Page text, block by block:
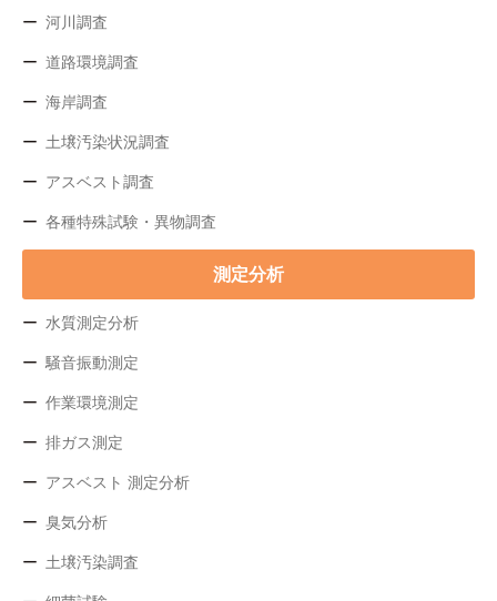
河川調査
道路環境調査
海岸調査
土壌汚染状況調査
アスベスト調査
各種特殊試験・異物調査
測定分析
水質測定分析
騒音振動測定
作業環境測定
排ガス測定
アスベスト 測定分析
臭気分析
土壌汚染調査